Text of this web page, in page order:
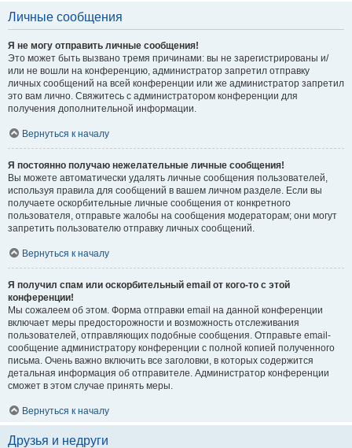
Личные сообщения
Я не могу отправить личные сообщения!
Это может быть вызвано тремя причинами: вы не зарегистрированы и/
или не вошли на конференцию, администратор запретил отправку
личных сообщений на всей конференции или же администратор запретил
это вам лично. Свяжитесь с администратором конференции для
получения дополнительной информации.
Вернуться к началу
Я постоянно получаю нежелательные личные сообщения!
Вы можете автоматически удалять личные сообщения пользователей,
используя правила для сообщений в вашем личном разделе. Если вы
получаете оскорбительные личные сообщения от конкретного
пользователя, отправьте жалобы на сообщения модераторам; они могут
запретить пользователю отправку личных сообщений.
Вернуться к началу
Я получил спам или оскорбительный email от кого-то с этой
конференции!
Мы сожалеем об этом. Форма отправки email на данной конференции
включает меры предосторожности и возможность отслеживания
пользователей, отправляющих подобные сообщения. Отправьте email-
сообщение администратору конференции с полной копией полученного
письма. Очень важно включить все заголовки, в которых содержится
детальная информация об отправителе. Администратор конференции
сможет в этом случае принять меры.
Вернуться к началу
Друзья и недруги